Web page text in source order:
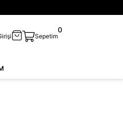
Sepetim
0